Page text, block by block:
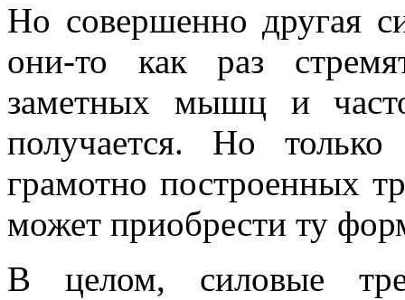
Но совершенно другая
они-то как раз
заметных мышц и
получается. Но
грамотно построенных
может приобрести ту
В целом, силовые